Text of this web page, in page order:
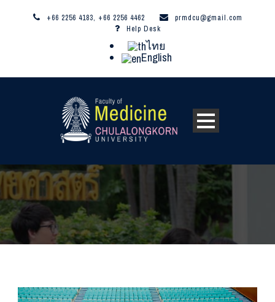
+66 2256 4183, +66 2256 4462
prmdcu@gmail.com
Help Desk
ไทย
English